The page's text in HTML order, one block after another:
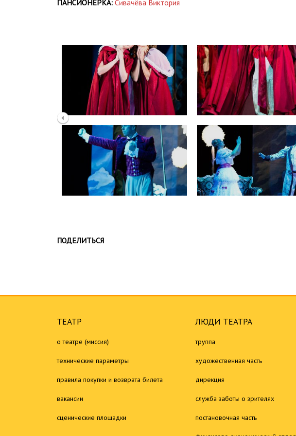
ПАНСИОНЕРКА: Сивачёва Виктория
ПОДЕЛИТЬСЯ
ТЕАТР
о театре (миссия)
технические параметры
правила покупки и возврата билета
вакансии
сценические площадки
ЛЮДИ ТЕАТРА
труппа
художественная часть
дирекция
служба заботы о зрителях
постановочная часть